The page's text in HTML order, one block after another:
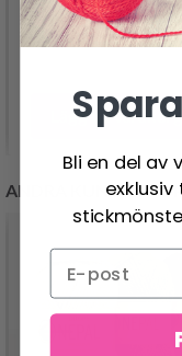
Lägg till
ANDRA KUNDER
Bli en del av